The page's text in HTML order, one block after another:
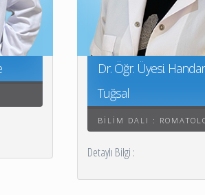
Dr. Öğr. Üyesi.
Tuğsal
BILIM DALI :
Detaylı Bilgi :